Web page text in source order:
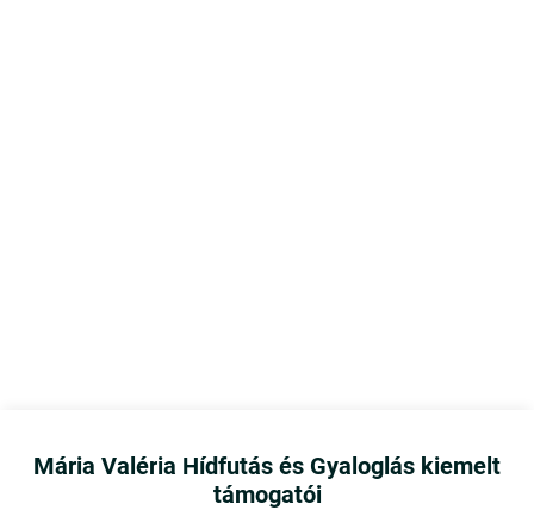
Mária Valéria Hídfutás és Gyaloglás kiemelt
támogatói